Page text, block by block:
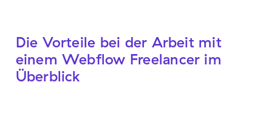
Die Vorteile bei der Arbeit mit
einem Webflow Freelancer im
Überblick